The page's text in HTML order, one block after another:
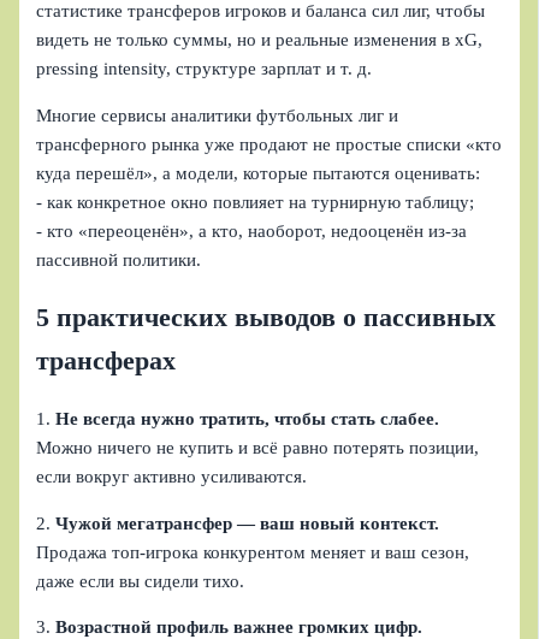
статистике трансферов игроков и баланса сил лиг, чтобы
видеть не только суммы, но и реальные изменения в xG,
pressing intensity, структуре зарплат и т. д.
Многие сервисы аналитики футбольных лиг и
трансферного рынка уже продают не простые списки «кто
куда перешёл», а модели, которые пытаются оценивать:
- как конкретное окно повлияет на турнирную таблицу;
- кто «переоценён», а кто, наоборот, недооценён из‑за
пассивной политики.
5 практических выводов о пассивных
трансферах
1.Не всегда нужно тратить, чтобы стать слабее.
Можно ничего не купить и всё равно потерять позиции,
если вокруг активно усиливаются.
2.Чужой мегатрансфер — ваш новый контекст.
Продажа топ‑игрока конкурентом меняет и ваш сезон,
даже если вы сидели тихо.
3.Возрастной профиль важнее громких цифр.